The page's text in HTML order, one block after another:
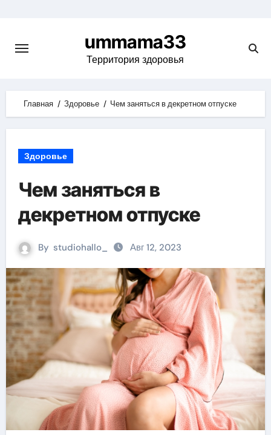
content
ummama33
Территория здоровья
Главная Здоровье Чем заняться в декретном отпуске
Здоровье
Чем заняться в
декретном отпуске
By studiohallo_ Авг 12, 2023